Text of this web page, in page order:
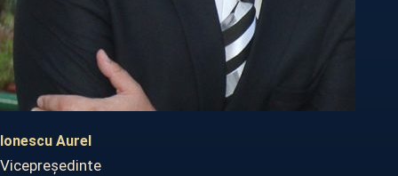
Ionescu Aurel
Vicepreședinte